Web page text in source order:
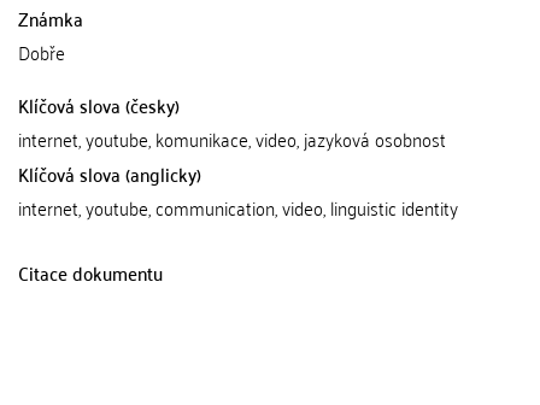
Známka
Dobře
Klíčová slova (česky)
internet, youtube, komunikace, video, jazyková osobnost
Klíčová slova (anglicky)
internet, youtube, communication, video, linguistic identity
Citace dokumentu